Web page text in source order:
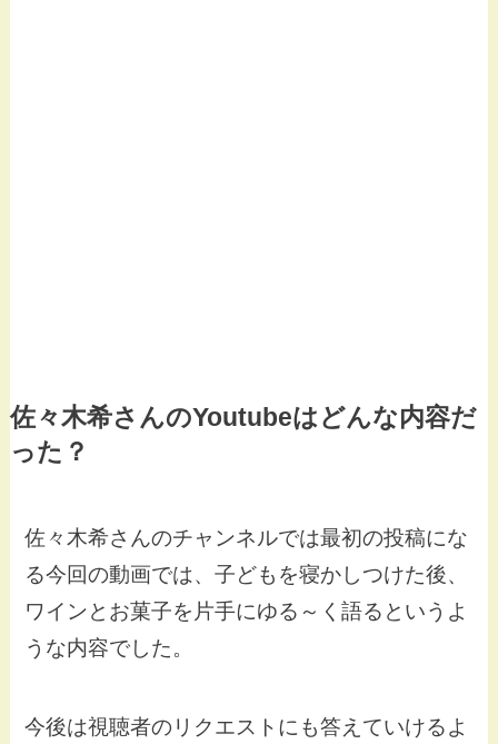
佐々木希さんのYoutubeはどんな内容だ
った？
佐々木希さんのチャンネルでは最初の投稿にな
る今回の動画では、子どもを寝かしつけた後、
ワインとお菓子を片手にゆる～く語るというよ
うな内容でした。
今後は視聴者のリクエストにも答えていけるよ